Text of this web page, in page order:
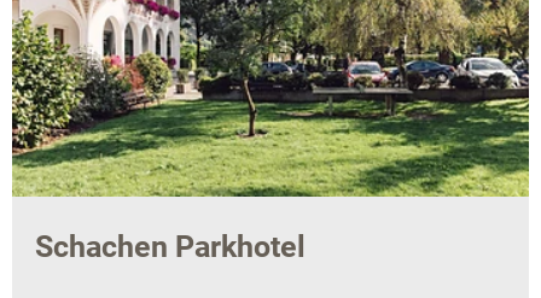
Schachen Parkhotel